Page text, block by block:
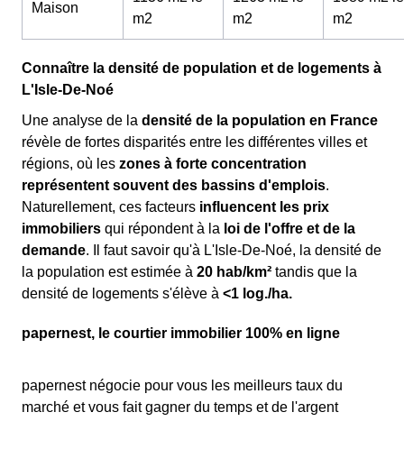
Maison
m2
m2
m2
Connaître la densité de population et de logements à
L'Isle-De-Noé
Une analyse de la densité de la population en France
révèle de fortes disparités entre les différentes villes et
régions, où les zones à forte concentration
représentent souvent des bassins d'emplois.
Naturellement, ces facteurs influencent les prix
immobiliers qui répondent à la loi de l'offre et de la
demande. Il faut savoir qu'à L'Isle-De-Noé, la densité de
la population est estimée à 20 hab/km² tandis que la
densité de logements s'élève à <1 log./ha.
papernest, le courtier immobilier 100% en ligne
papernest négocie pour vous les meilleurs taux du
marché et vous fait gagner du temps et de l'argent